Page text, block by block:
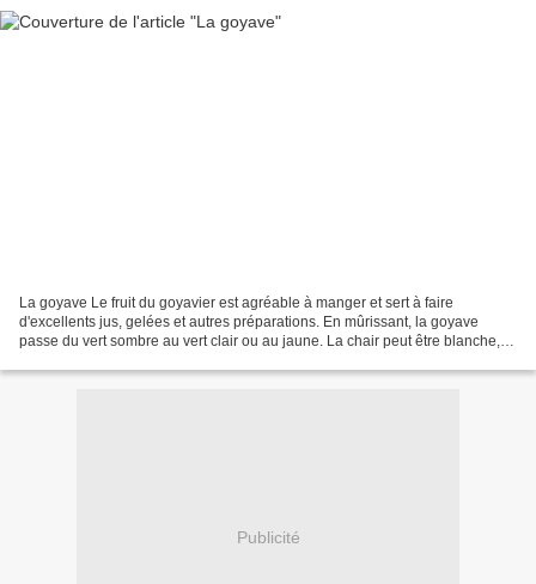
La goyave Le fruit du goyavier est agréable à manger et sert à faire
d'excellents jus, gelées et autres préparations. En mûrissant, la goyave
passe du vert sombre au vert clair ou au jaune. La chair peut être blanche,
Publicité